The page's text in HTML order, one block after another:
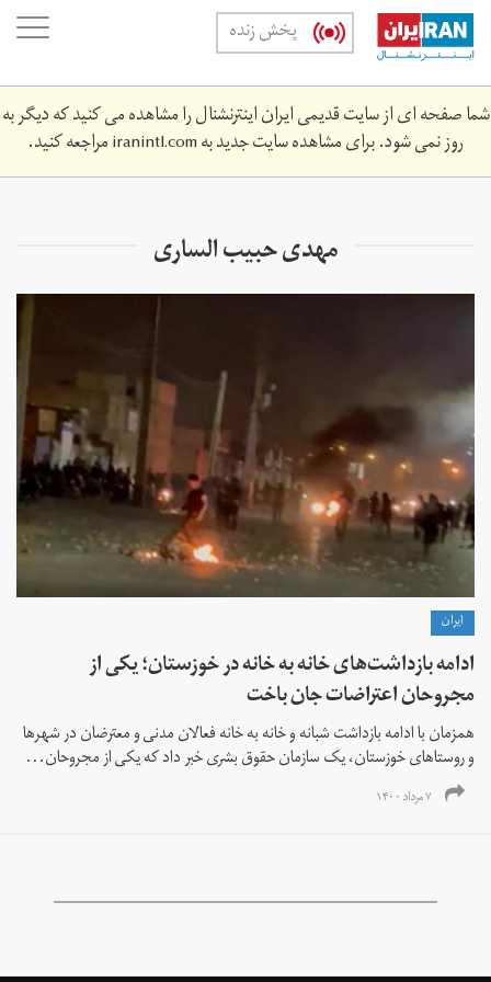
Skip
main
content
پخش زنده
شما صفحه ای از سایت قدیمی ایران اینترنشنال را مشاهده می کنید که دیگر به
روز نمی شود. برای مشاهده سایت جدید بهiranintl.comمراجعه کنید.
مهدی حبیب الساری
ايران
ادامه بازداشت‌های خانه به خانه در خوزستان؛ یکی از
مجروحان اعتراضات جان باخت
همزمان با ادامه بازداشت شبانه و خانه به خانه فعالان مدنی و معترضان در شهرها
و روستاهای خوزستان، یک سازمان حقوق بشری خبر داد که یکی از مجروحان...
۷ مرداد ۱۴۰۰